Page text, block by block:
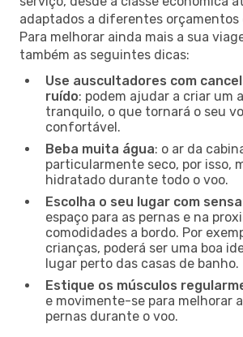
adaptados a diferentes orçamentos
Para melhorar ainda mais a sua
também as seguintes dicas:
Use auscultadores com
ruído: podem ajudar a criar um
tranquilo, o que tornará o seu
confortável.
Beba muita água: o ar da
particularmente seco, por isso,
hidratado durante todo o voo.
Escolha o seu lugar com
espaço para as pernas e na
comodidades a bordo. Por
crianças, poderá ser uma boa
lugar perto das casas de banho.
Estique os músculos
e movimente-se para melhorar
pernas durante o voo.